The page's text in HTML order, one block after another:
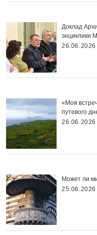
Доклад
энциклики
26.06.2026
«Моя
путевого
26.06.2026
Может ли
25.06.2026